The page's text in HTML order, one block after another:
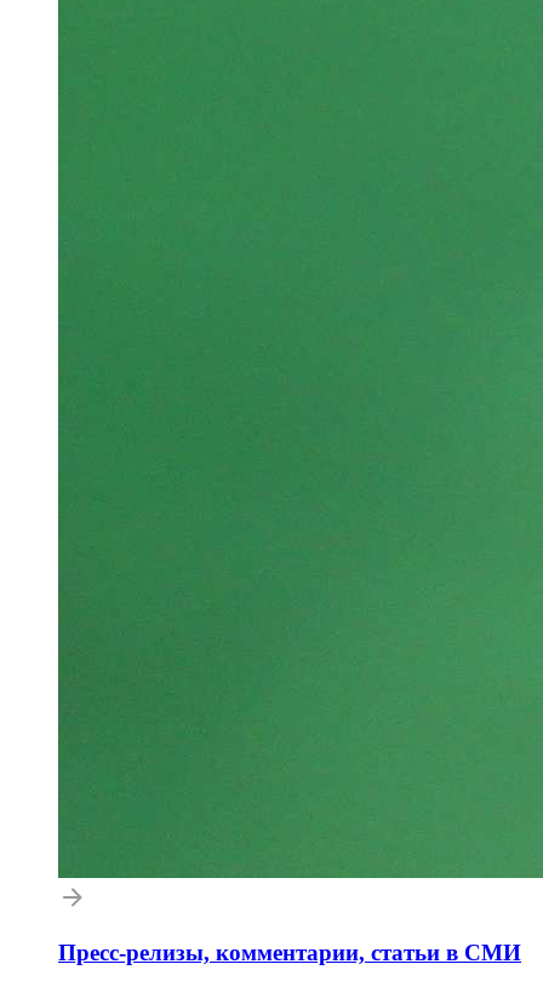
Пресс-релизы, комментарии, статьи в СМИ